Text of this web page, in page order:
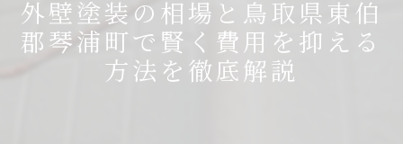
外壁塗装の相場と鳥取県東伯
郡琴浦町で賢く費用を抑える
方法を徹底解説